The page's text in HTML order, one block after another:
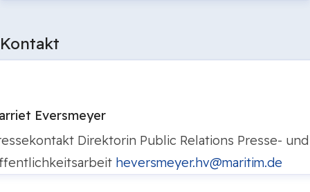
Kontakt
Eversmeyer
Direktorin Public Relations Presse- und
heversmeyer.hv@maritim.de